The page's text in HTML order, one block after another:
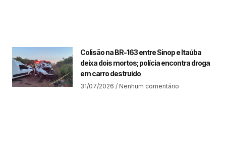
Colisão na BR-163 entre Sinop e Itaúba
deixa dois mortos; polícia encontra droga
em carro destruído
31/07/2026 Nenhum comentário